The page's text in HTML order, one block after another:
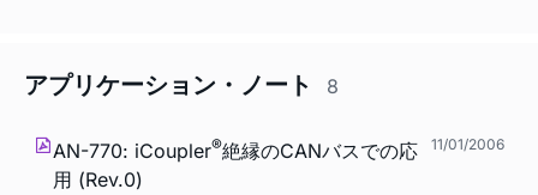
アプリケーション・ノート 8
AN-770: iCoupler®絶縁のCANバスでの応
用 (Rev.0)
11/01/2006